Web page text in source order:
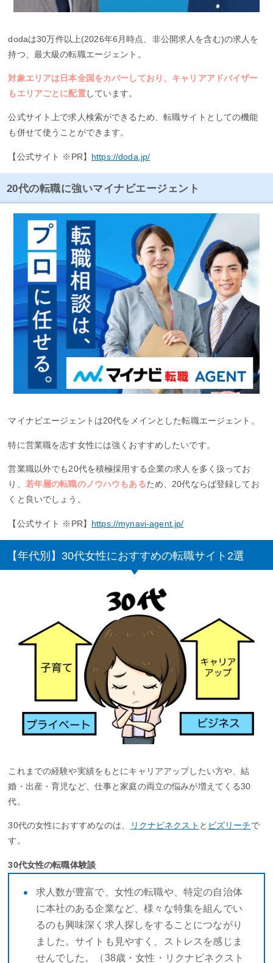
dodaは30万件以上(2026年6月時点、非公開求人を含む)の求人を
持つ、最大級の転職エージェント。
対象エリアは日本全国をカバーしており、キャリアアドバイザー
もエリアごとに配置しています。
公式サイト上で求人検索ができるため、転職サイトとしての機能
も併せて使うことができます。
【公式サイト ※PR】 https://doda.jp/
20代の転職に強いマイナビエージェント
マイナビエージェントは20代をメインとした転職エージェント。
特に営業職を志す女性には強くおすすめしたいです。
営業職以外でも20代を積極採用する企業の求人を多く扱ってお
り、 若年層の転職のノウハウもあるため、20代ならば登録してお
くと良いでしょう。
【公式サイト ※PR】 https://mynavi-agent.jp/
【年代別】30代女性におすすめの転職サイト2選
これまでの経験や実績をもとにキャリアアップしたい方や、結
婚・出産・育児など、仕事と家庭の両立の悩みが増えてくる30
代。
30代の女性におすすめなのは、 リクナビネクスト と ビズリーチで
す。
30代女性の転職体験談
求人数が豊富で、女性の転職や、特定の自治体
に本社のある企業など、様々な特集を組んでい
るのも興味深く求人探しをすることにつながり
ました。サイトも見やすく、ストレスを感じま
せんでした。（38歳・女性・リクナビネクスト